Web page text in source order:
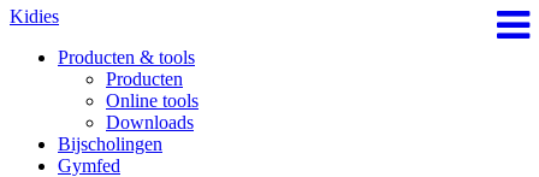
Kidies
Producten & tools
Producten
Online tools
Downloads
Bijscholingen
Gymfed